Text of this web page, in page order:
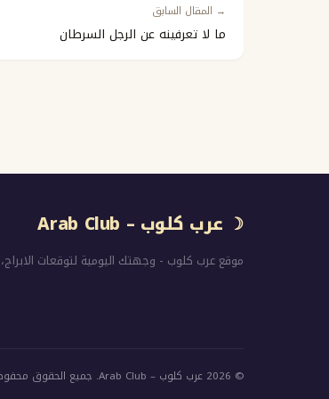
→ المقال السابق
ما لا تعرفينه عن الرجل السرطان
☽ عرب كلوب – Arab Club
موقع عرب كلوب - وجهتك اليومية لتوقعات
© 2026 عرب كلوب – Arab Club. جميع الحقوق محفوظة